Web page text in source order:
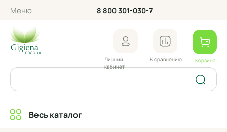
Меню 8 800 301-030-7
Личный
кабинет
К сравнению Корзина
Весь каталог